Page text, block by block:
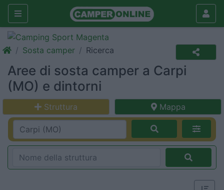
Sosta camper Ricerca
Aree di sosta camper a Carpi
(MO) e dintorni
Struttura Mappa